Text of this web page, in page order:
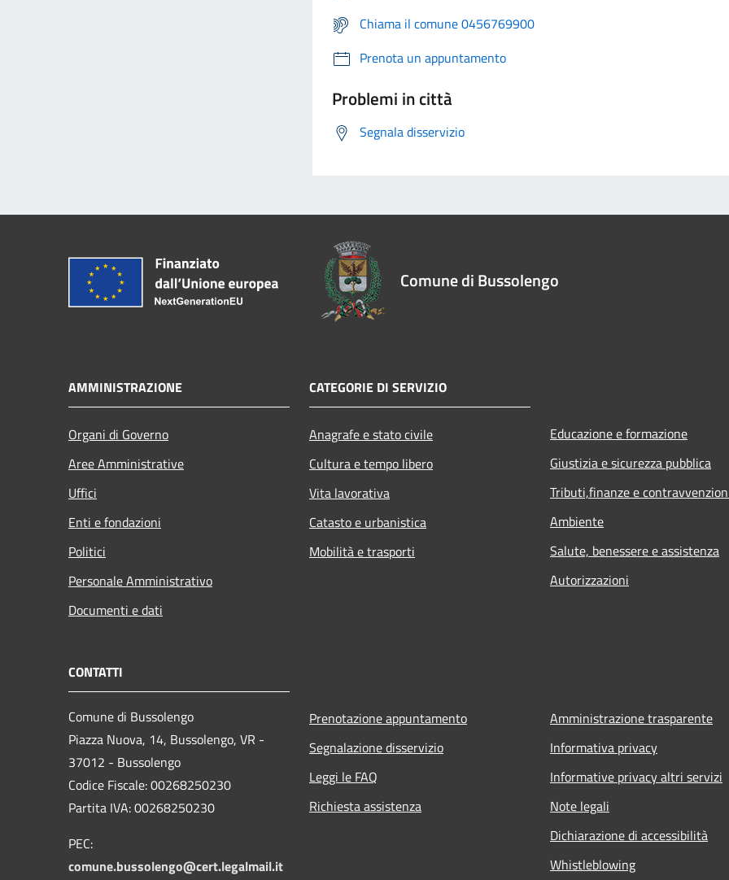
Chiama il comune 0456769900
Prenota un appuntamento
Problemi in città
Segnala disservizio
Comune di Bussolengo
AMMINISTRAZIONE
Organi di Governo
Aree Amministrative
Uffici
Enti e fondazioni
Politici
Personale Amministrativo
Documenti e dati
CATEGORIE DI SERVIZIO
Anagrafe e stato civile
Cultura e tempo libero
Vita lavorativa
Catasto e urbanistica
Mobilità e trasporti
Educazione e formazione
Giustizia e sicurezza pubblica
Tributi,finanze e
Ambiente
Salute, benessere e assistenza
Autorizzazioni
CONTATTI
Comune di Bussolengo
Piazza Nuova, 14, Bussolengo, VR -
37012 - Bussolengo
Codice Fiscale: 00268250230
Partita IVA: 00268250230
PEC:
comune.bussolengo@cert.legalmail.it
Prenotazione appuntamento
Segnalazione disservizio
Leggi le FAQ
Richiesta assistenza
Amministrazione trasparente
Informativa privacy
Informative privacy altri servizi
Note legali
Dichiarazione di accessibilità
Whistleblowing